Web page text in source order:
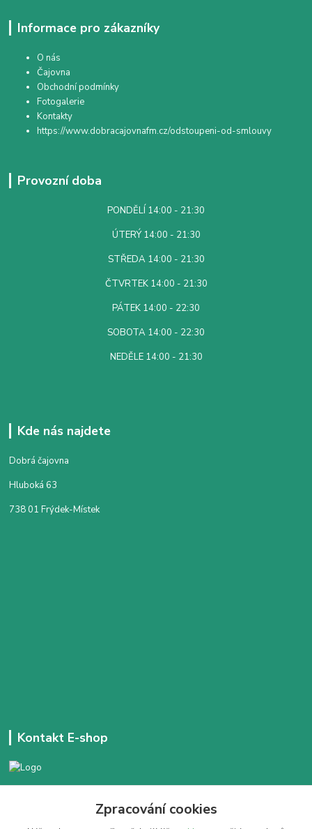
Informace pro zákazníky
O nás
Čajovna
Obchodní podmínky
Fotogalerie
Kontakty
https://www.dobracajovnafm.cz/odstoupeni-od-smlouvy
Provozní doba
PONDĚLÍ 14:00 - 21:30
ÚTERÝ 14:00 - 21:30
STŘEDA 14:00 - 21:30
ČTVRTEK 14:00 - 21:30
PÁTEK 14:00 - 22:30
SOBOTA 14:00 - 22:30
NEDĚLE 14:00 - 21:30
Kde nás najdete
Dobrá čajovna
Hluboká 63
738 01 Frýdek-Místek
Kontakt E-shop
Denně 14:00 - 21:30 hodZpracování cookies